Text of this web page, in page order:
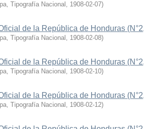
Tipografía Nacional , 1908-02-07)
de la República de Honduras
Tipografía Nacional , 1908-02-08)
de la República de Honduras
Tipografía Nacional , 1908-02-10)
de la República de Honduras
Tipografía Nacional , 1908-02-12)